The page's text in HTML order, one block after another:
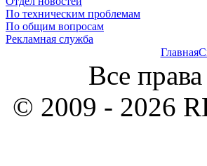
По техническим проблемам
По общим вопросам
Рекламная служба
Главная
Все
© 2009 - 2026